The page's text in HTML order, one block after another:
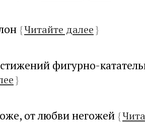
{Читайте далее}
фигурно-
}
от любви негожей {